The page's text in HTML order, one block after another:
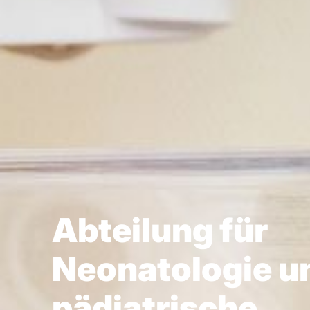
Abteilung für
Neonatologie